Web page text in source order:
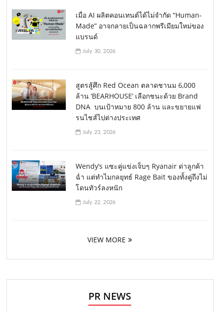
เมื่อ AI ผลิตคอนเทนต์ได้ไม่จำกัด “Human-
Made” อาจกลายเป็นฉลากพรีเมียมใหม่ของ
แบรนด์
July 30, 2026
สูตรสู้ศึก Red Ocean ตลาดชานม 6,000
ล้าน ‘BEARHOUSE’ เลือกชนะด้วย Brand
DNA บนเป้าหมาย 800 ล้าน และขยายแฟ
รนไชส์ไปต่างประเทศ
July 23, 2026
Wendy’s แซะคู่แข่งเจ็บๆ Ryanair ด่าลูกค้า
ฉ่ำ แต่ทำไมกลยุทธ์ Rage Bait ของทั้งคู่ถึงไม่
โดนทัวร์ลงหนัก
July 22, 2026
VIEW MORE
PR NEWS